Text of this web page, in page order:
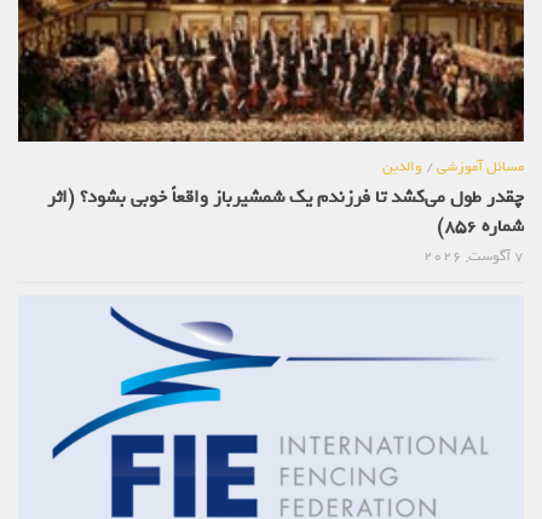
مسائل آموزشی/ والدین
چقدر طول می‌کشد تا فرزندم یک شمشیرباز واقعاً خوبی بشود؟ (اثر
شماره 856)
7 آگوست, 2026